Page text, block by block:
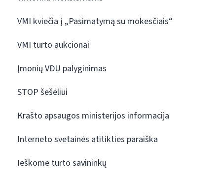
VMI kviečia į „Pasimatymą su mokesčiais“
VMI turto aukcionai
Įmonių VDU palyginimas
STOP šešėliui
Krašto apsaugos ministerijos informacija
Interneto svetainės atitikties paraiška
Ieškome turto savininkų